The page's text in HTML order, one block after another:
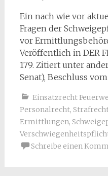
Ein nach wie vor
Fragen der
vor
Veröffentlich in DER
179. Zitiert unter
Senat), Beschluss vom
Einsatzrecht
Personalrecht,
Ermittlungen,
Schreibe einen